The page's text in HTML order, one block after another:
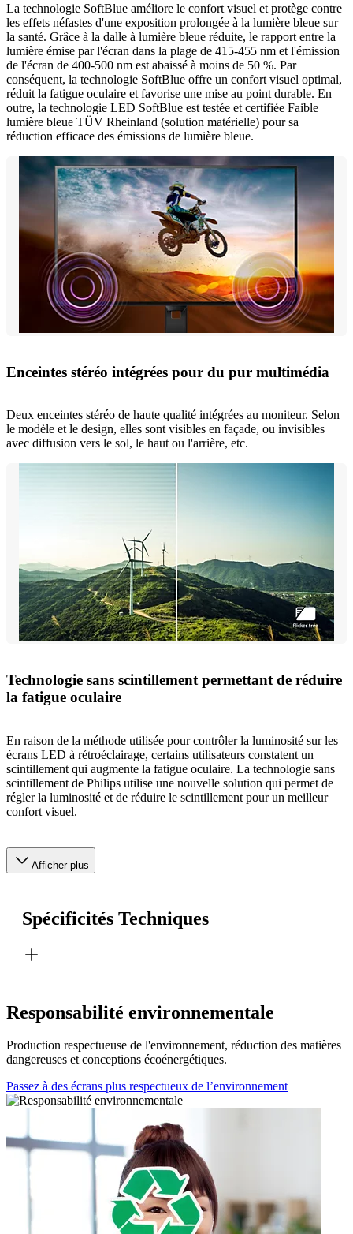
La technologie SoftBlue améliore le confort visuel et protège contre
les effets néfastes d'une exposition prolongée à la lumière bleue sur
la santé. Grâce à la dalle à lumière bleue réduite, le rapport entre la
lumière émise par l'écran dans la plage de 415-455 nm et l'émission
de l'écran de 400-500 nm est abaissé à moins de 50 %. Par
conséquent, la technologie SoftBlue offre un confort visuel optimal,
réduit la fatigue oculaire et favorise une mise au point durable. En
outre, la technologie LED SoftBlue est testée et certifiée Faible
lumière bleue TÜV Rheinland (solution matérielle) pour sa
réduction efficace des émissions de lumière bleue.
Enceintes stéréo intégrées pour du pur multimédia
Deux enceintes stéréo de haute qualité intégrées au moniteur. Selon
le modèle et le design, elles sont visibles en façade, ou invisibles
avec diffusion vers le sol, le haut ou l'arrière, etc.
Technologie sans scintillement permettant de réduire
la fatigue oculaire
En raison de la méthode utilisée pour contrôler la luminosité sur les
écrans LED à rétroéclairage, certains utilisateurs constatent un
scintillement qui augmente la fatigue oculaire. La technologie sans
scintillement de Philips utilise une nouvelle solution qui permet de
régler la luminosité et de réduire le scintillement pour un meilleur
confort visuel.
Afficher plus
Spécificités Techniques
Responsabilité environnementale
Production respectueuse de l'environnement, réduction des matières
dangereuses et conceptions écoénergétiques.
Passez à des écrans plus respectueux de l’environnement